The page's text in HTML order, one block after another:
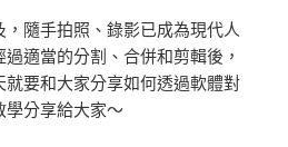
隨手拍照、錄影已成為現代人
適當的分割、合併和剪輯後，
要和大家分享如何透過軟體對
學分享給大家～